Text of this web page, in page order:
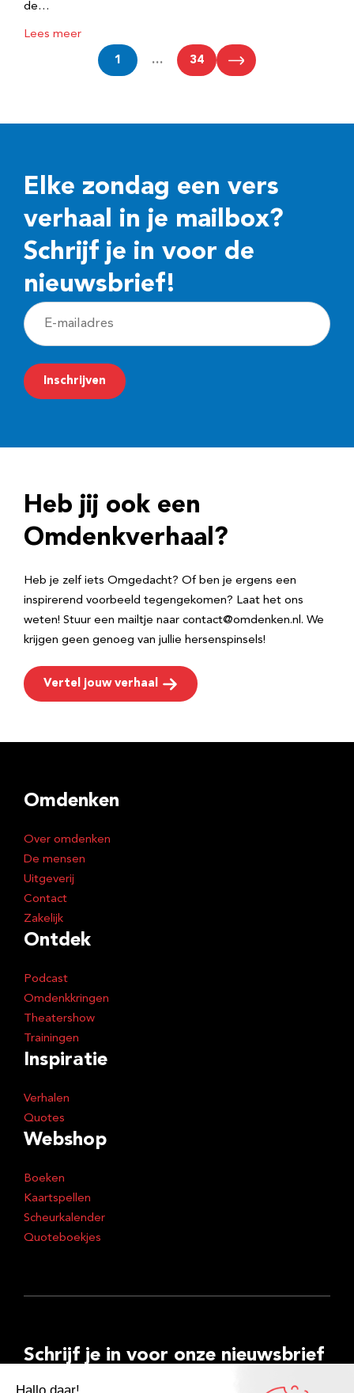
de…
Lees meer
1 … 34
Elke zondag een vers
verhaal in je mailbox?
Schrijf je in voor de
nieuwsbrief!
E
-
m
a
r
e
Inschrijven
Heb jij ook een
Omdenkverhaal?
Heb je zelf iets Omgedacht? Of ben je ergens een
inspirerend voorbeeld tegengekomen? Laat het ons
weten! Stuur een mailtje naar contact@omdenken.nl. We
krijgen geen genoeg van jullie hersenspinsels!
Vertel jouw verhaal
Omdenken
Over omdenken
De mensen
Uitgeverij
Contact
Zakelijk
Ontdek
Podcast
Omdenkkringen
Theatershow
Trainingen
Inspiratie
Verhalen
Quotes
Webshop
Boeken
Kaartspellen
Scheurkalender
Quoteboekjes
Schrijf je in voor onze nieuwsbrief